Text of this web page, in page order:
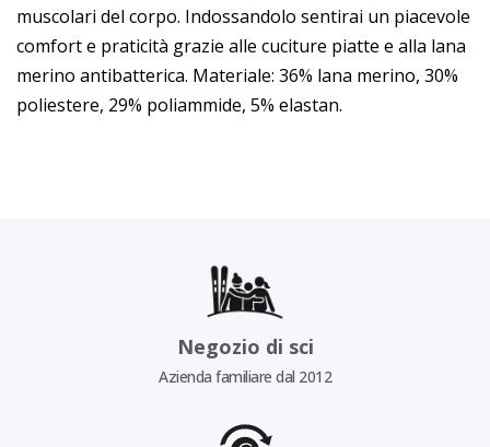
muscolari del corpo. Indossandolo sentirai un piacevole
comfort e praticità grazie alle cuciture piatte e alla lana
merino antibatterica. Materiale: 36% lana merino, 30%
poliestere, 29% poliammide, 5% elastan.
Negozio di sci
Azienda familiare dal 2012